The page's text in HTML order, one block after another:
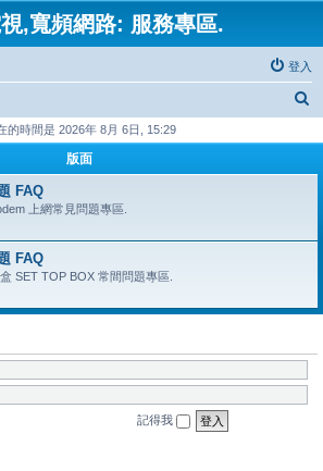
,寬頻網路: 服務專區.
登入
的時間是 2026年 8月 6日, 15:29
版面
FAQ
上網常見問題專區.
FAQ
SET TOP BOX 常間問題專區.
記得我